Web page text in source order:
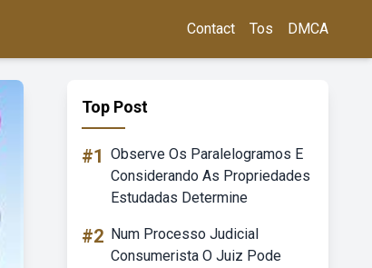
Contact Tos DMCA
Top Post
#1 Observe Os Paralelogramos E
Considerando As Propriedades
Estudadas Determine
#2 Num Processo Judicial
Consumerista O Juiz Pode